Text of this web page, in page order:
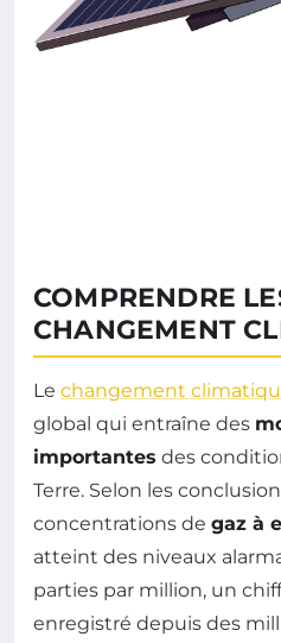
COMPRENDRE
CHANGEMENT
Le changement
global qui entraîne des
importantes des
Terre. Selon les
concentrations de gaz à
atteint des niveaux
parties par million, un
enregistré depuis des